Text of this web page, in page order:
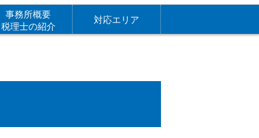
事務所概要
税理士の紹介
対応エリア